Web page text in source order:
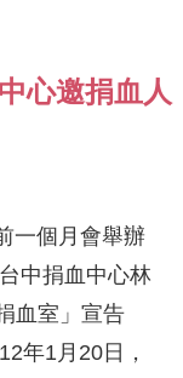
心邀捐血人
個月會舉辦
中捐血中心林
血室」宣告
年1月20日，